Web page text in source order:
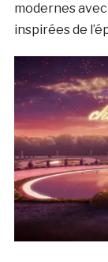
modernes
inspirées de